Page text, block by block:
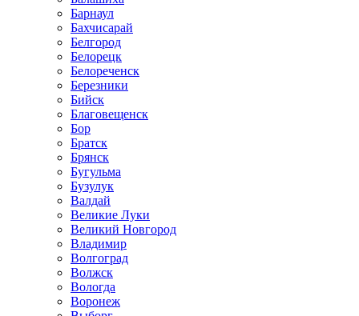
Барнаул
Бахчисарай
Белгород
Белорецк
Белореченск
Березники
Бийск
Благовещенск
Бор
Братск
Брянск
Бугульма
Бузулук
Валдай
Великие Луки
Великий Новгород
Владимир
Волгоград
Волжск
Вологда
Воронеж